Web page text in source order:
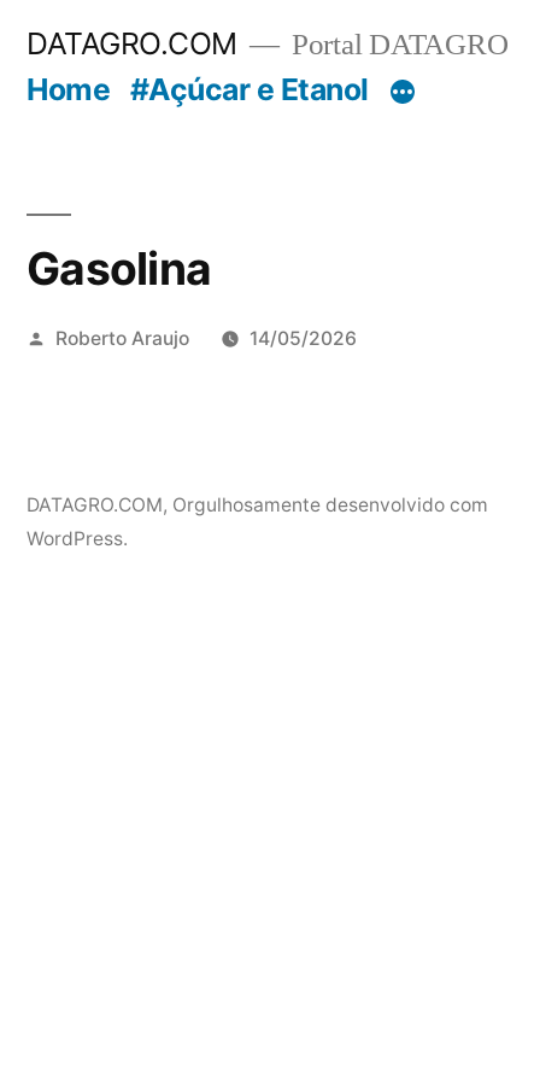
DATAGRO.COM Portal DATAGRO
Home #Açúcar e Etanol
Gasolina
Publicado
Roberto Araujo 14/05/2026
DATAGRO.COM, Orgulhosamente desenvolvido com
WordPress.